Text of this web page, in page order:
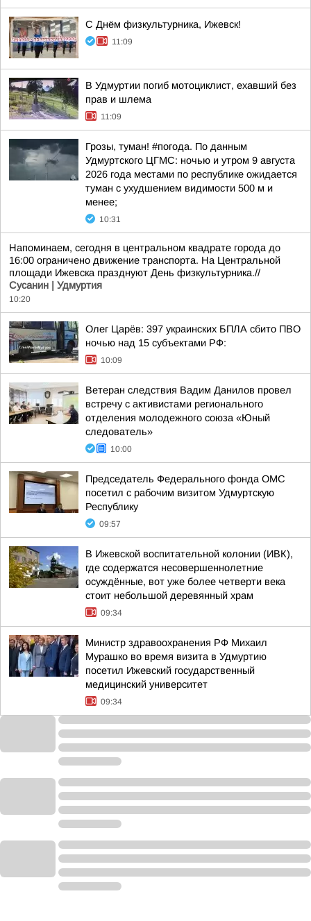
С Днём физкультурника, Ижевск!
11:09
В Удмуртии погиб мотоциклист, ехавший без
прав и шлема
11:09
Грозы, туман! #погода. По данным
Удмуртского ЦГМС: ночью и утром 9 августа
2026 года местами по республике ожидается
туман с ухудшением видимости 500 м и
менее;
10:31
Напоминаем, сегодня в центральном квадрате города до
16:00 ограничено движение транспорта. На Центральной
площади Ижевска празднуют День физкультурника.//
Сусанин | Удмуртия
10:20
Олег Царёв: 397 украинских БПЛА сбито ПВО
ночью над 15 субъектами РФ:
10:09
Ветеран следствия Вадим Данилов провел
встречу с активистами регионального
отделения молодежного союза «Юный
следователь»
10:00
Председатель Федерального фонда ОМС
посетил с рабочим визитом Удмуртскую
Республику
09:57
В Ижевской воспитательной колонии (ИВК),
где содержатся несовершеннолетние
осуждённые, вот уже более четверти века
стоит небольшой деревянный храм
09:34
Министр здравоохранения РФ Михаил
Мурашко во время визита в Удмуртию
посетил Ижевский государственный
медицинский университет
09:34